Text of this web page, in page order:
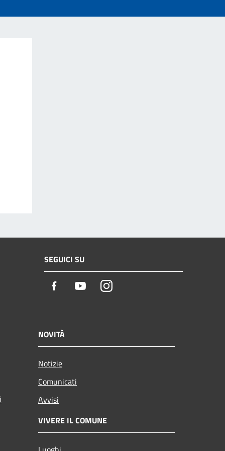
SEGUICI SU
Facebook YoutubeInstagram
NOVITÀ
Notizie
Comunicati
Avvisi
VIVERE IL COMUNE